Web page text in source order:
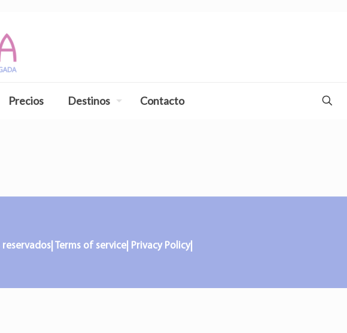
Precios Destinos Contacto
Terms of service| Privacy Policy|